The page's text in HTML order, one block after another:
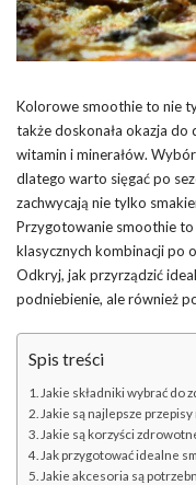
Kolorowe smoothie to nie
także doskonała okazja do
witamin i minerałów.
dlatego warto sięgać po
zachwycają nie tylko
Przygotowanie smoothie to
klasycznych kombinacji po
Odkryj, jak przyrządzić
podniebienie, ale również
Spis treści
Jakie składniki wybrać do
Jakie są najlepsze
Jakie są korzyści
Jak przygotować idealne
Jakie akcesoria są